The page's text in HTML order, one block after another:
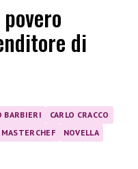
di
BARBIERI
CARLO CRACCO
MASTERCHEF
NOVELLA